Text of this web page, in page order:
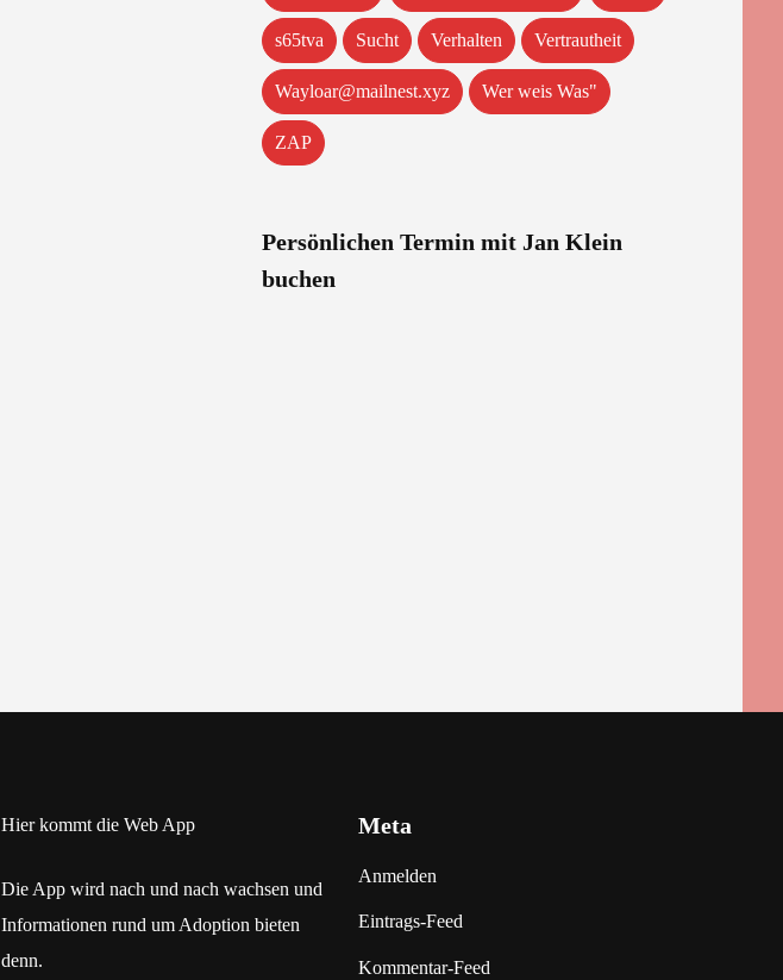
s65tva Sucht Verhalten Vertrautheit
Wayloar@mailnest.xyz Wer weis Was"
ZAP
Persönlichen Termin mit Jan Klein
buchen
Hier kommt die Web App
Die App wird nach und nach wachsen und
Informationen rund um Adoption bieten
denn.
Meta
Anmelden
Eintrags-Feed
Kommentar-Feed